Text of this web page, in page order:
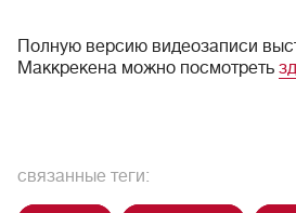
Полную версию видеозаписи
Маккрекена можно посмотреть
связанные теги: